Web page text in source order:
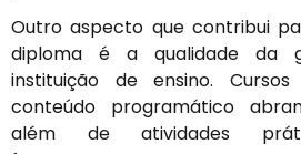
Outro aspecto que contribui
diploma é a qualidade da
instituição de ensino.
conteúdo programático
além de atividades